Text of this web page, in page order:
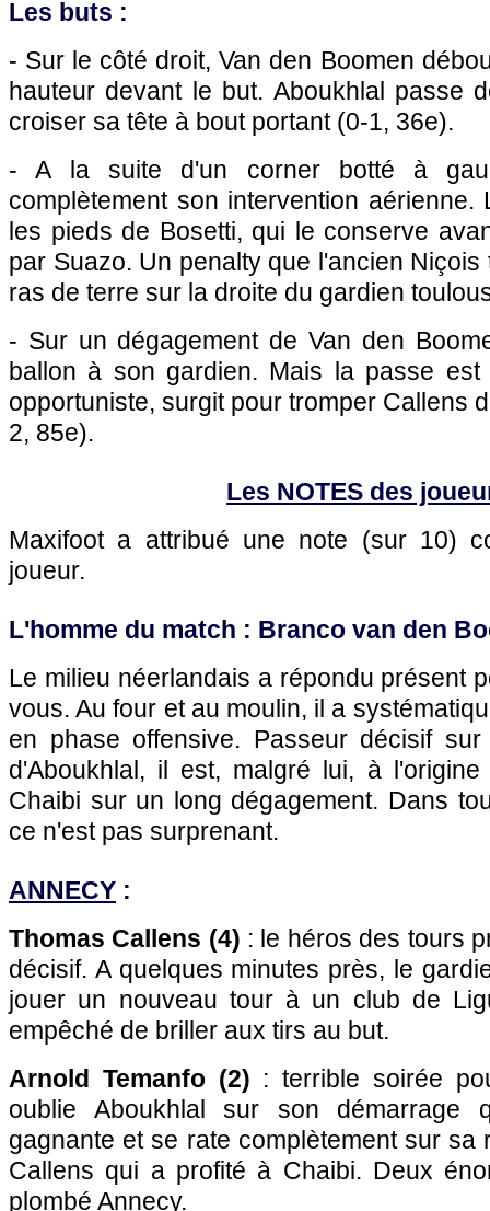
Les buts :
- Sur le côté droit, Van den Boomen
hauteur devant le but. Aboukhlal passe
croiser sa tête à bout portant (0-1, 36e).
- A la suite d'un corner botté à
complètement son intervention
les pieds de Bosetti, qui le conserve
par Suazo. Un penalty que l'ancien
ras de terre sur la droite du gardien
- Sur un dégagement de Van den
ballon à son gardien. Mais la passe
opportuniste, surgit pour tromper Callens
2, 85e).
Les NOTES des
Maxifoot a attribué une note (sur 10)
joueur.
L'homme du match : Branco van den
Le milieu néerlandais a répondu présent
vous. Au four et au moulin, il a
en phase offensive. Passeur décisif
d'Aboukhlal, il est, malgré lui, à
Chaibi sur un long dégagement. Dans
ce n'est pas surprenant.
ANNECY :
Thomas Callens (4) : le héros des tours
décisif. A quelques minutes près, le
jouer un nouveau tour à un club de
empêché de briller aux tirs au but.
Arnold Temanfo (2) : terrible soirée
oublie Aboukhlal sur son démarrage
gagnante et se rate complètement sur sa
Callens qui a profité à Chaibi. Deux
plombé Annecy.